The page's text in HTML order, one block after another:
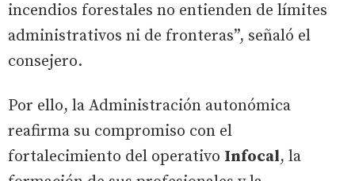
incendios forestales no entienden de límites
administrativos ni de fronteras”, señaló el
consejero.
Por ello, la Administración autonómica
reafirma su compromiso con el
fortalecimiento del operativo Infocal, la